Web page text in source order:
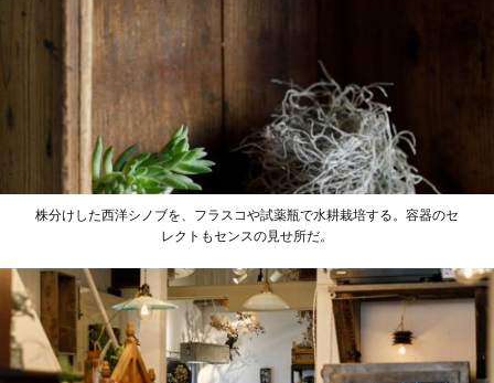
株分けした西洋シノブを、フラスコや試薬瓶で水耕栽培する。容器のセ
レクトもセンスの見せ所だ。